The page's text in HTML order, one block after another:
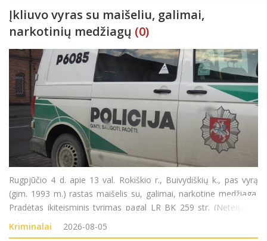
Įkliuvo vyras su maišeliu, galimai,
narkotinių medžiagų (0)
Rugpjūčio 4 d. apie 13 val. Rokiškio r., Buivydiškių k., pas vyrą
(gim. 1993 m.) rastas maišelis su, galimai, narkotine medžiaga.
Pradėtas ikiteisminis tyrimas pagal LR BK 259 str. (Neteisėtas
disponavimas narkotinėmis ar psichotropinėmis medžiagomis
be tikslo jas platinti
Kriminalai 2026-08-05